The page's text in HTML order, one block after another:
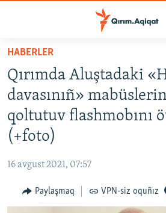
Esas
qaytmaq
Baş
navigatsiyağa
qaytmaq
Qıdıruvğa
HABERLER
SİYASET
İQTİSADİYAT
CEMİYET
İNSAN AQLARI
VİDEO
HABERLER
Qırımda Aluştadaki
davasınıñ»
qoltutuv flashmobını
(+foto)
16 avgust 2021, 07:57
Paylaşmaq VPN-siz oquñız